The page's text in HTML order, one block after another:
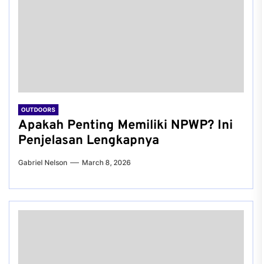
OUTDOORS
Apakah Penting Memiliki NPWP? Ini
Penjelasan Lengkapnya
Gabriel Nelson March 8, 2026